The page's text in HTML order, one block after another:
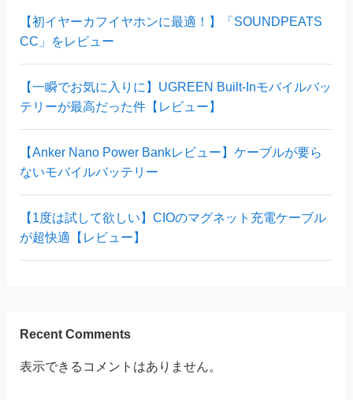
【初イヤーカフイヤホンに最適！】「SOUNDPEATS
CC」をレビュー
【一瞬でお気に入りに】UGREEN Built-Inモバイルバッ
テリーが最高だった件【レビュー】
【Anker Nano Power Bankレビュー】ケーブルが要ら
ないモバイルバッテリー
【1度は試して欲しい】CIOのマグネット充電ケーブル
が超快適【レビュー】
Recent Comments
表示できるコメントはありません。